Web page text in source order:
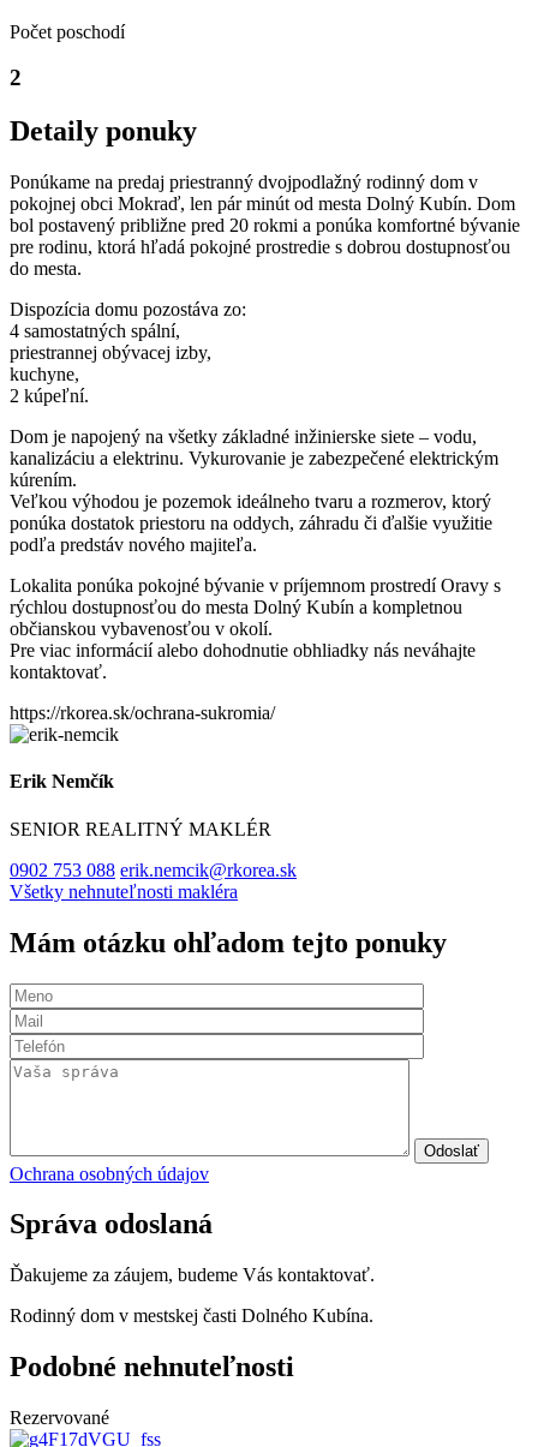
Počet poschodí
2
Detaily ponuky
Ponúkame na predaj priestranný dvojpodlažný rodinný dom v
pokojnej obci Mokraď, len pár minút od mesta Dolný Kubín. Dom
bol postavený približne pred 20 rokmi a ponúka komfortné bývanie
pre rodinu, ktorá hľadá pokojné prostredie s dobrou dostupnosťou
do mesta.
Dispozícia domu pozostáva zo:
4 samostatných spální,
priestrannej obývacej izby,
kuchyne,
2 kúpeľní.
Dom je napojený na všetky základné inžinierske siete – vodu,
kanalizáciu a elektrinu. Vykurovanie je zabezpečené elektrickým
kúrením.
Veľkou výhodou je pozemok ideálneho tvaru a rozmerov, ktorý
ponúka dostatok priestoru na oddych, záhradu či ďalšie využitie
podľa predstáv nového majiteľa.
Lokalita ponúka pokojné bývanie v príjemnom prostredí Oravy s
rýchlou dostupnosťou do mesta Dolný Kubín a kompletnou
občianskou vybavenosťou v okolí.
Pre viac informácií alebo dohodnutie obhliadky nás neváhajte
kontaktovať.
https://rkorea.sk/ochrana-sukromia/
Erik Nemčík
SENIOR REALITNÝ MAKLÉR
0902 753 088 erik.nemcik@rkorea.sk
Všetky nehnuteľnosti makléra
Mám otázku ohľadom tejto ponuky
Odoslať
Ochrana osobných údajov
Správa odoslaná
Ďakujeme za záujem, budeme Vás kontaktovať.
Rodinný dom v mestskej časti Dolného Kubína.
Podobné nehnuteľnosti
Rezervované